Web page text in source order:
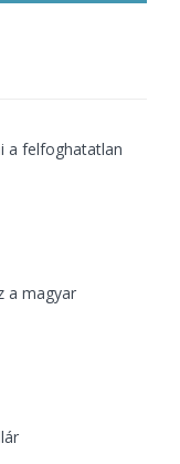
a felfoghatatlan
a magyar